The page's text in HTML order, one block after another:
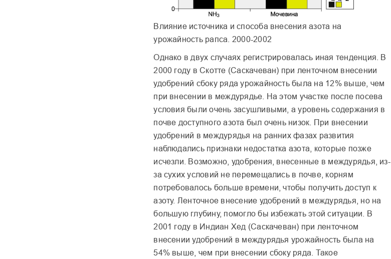
Влияние источника и способа внесения азота на
урожайность рапса. 2000-2002
Однако в двух случаях регистрировалась иная тенденция. В
2000 году в Скотте (Саскачеван) при ленточном внесении
удобрений сбоку ряда урожайность была на 12% выше, чем
при внесении в междурядье. На этом участке после посева
условия были очень засушливыми, а уровень содержания в
почве доступного азота был очень низок. При внесении
удобрений в междурядья на ранних фазах развития
наблюдались признаки недостатка азота, которые позже
исчезли. Возможно, удобрения, внесенные в междурядья, из-
за сухих условий не перемещались в почве, корням
потребовалось больше времени, чтобы получить доступ к
азоту. Ленточное внесение удобрений в междурядья, но на
большую глубину, помогло бы избежать этой ситуации. В
2001 году в Индиан Хед (Саскачеван) при ленточном
внесении удобрений в междурядья урожайность была на
54% выше, чем при внесении сбоку ряда. Такое